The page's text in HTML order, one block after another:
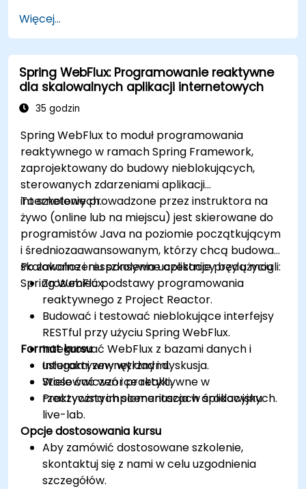
Więcej...
Spring WebFlux: Programowanie reaktywne
dla skalowalnych aplikacji internetowych
35 godzin
Spring WebFlux to moduł programowania
reaktywnego w ramach Spring Framework,
zaprojektowany do budowy nieblokujących,
sterowanych zdarzeniami aplikacji
internetowych.
To szkolenie prowadzone przez instruktora na
żywo (online lub na miejscu) jest skierowane do
programistów Java na poziomie początkującym
i średniozaawansowanym, którzy chcą budować
skalowalne i responsywne aplikacje przy użyciu
Spring WebFlux.
Po zakończeniu szkolenia uczestnicy będą mogli:
Zrozumieć podstawy programowania
reaktywnego z Project Reactor.
Budować i testować nieblokujące interfejsy
RESTful przy użyciu Spring WebFlux.
Integrować WebFlux z bazami danych i
usługami zewnętrznymi.
Stosować wzorce reaktywne w
rzeczywistych scenariuszach aplikacyjnych.
Format kursu
Interaktywny wykład i dyskusja.
Wiele ćwiczeń i praktyki.
Praktyczna implementacja w środowisku
live-lab.
Opcje dostosowania kursu
Aby zamówić dostosowane szkolenie,
skontaktuj się z nami w celu uzgodnienia
szczegółów.